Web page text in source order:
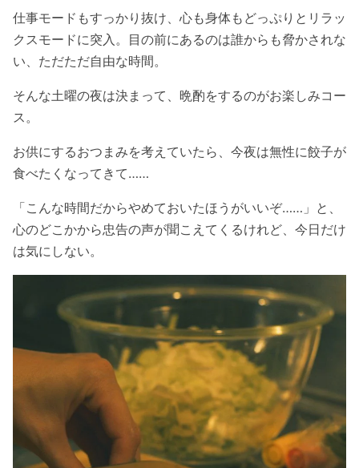
仕事モードもすっかり抜け、心も身体もどっぷりとリラッ
クスモードに突入。目の前にあるのは誰からも脅かされな
い、ただただ自由な時間。
そんな土曜の夜は決まって、晩酌をするのがお楽しみコー
ス。
お供にするおつまみを考えていたら、今夜は無性に餃子が
食べたくなってきて……
「こんな時間だからやめておいたほうがいいぞ……」と、
心のどこかから忠告の声が聞こえてくるけれど、今日だけ
は気にしない。